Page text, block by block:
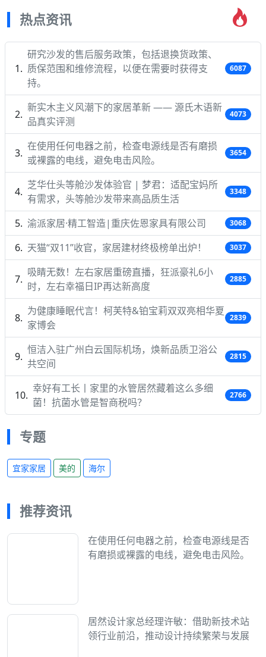
热点资讯
研究沙发的售后服务政策，包括退换货政策、
质保范围和维修流程，以便在需要时获得支
持。
6087
新实木主义风潮下的家居革新 —— 源氏木语新
品真实评测
4073
在使用任何电器之前，检查电源线是否有磨损
或裸露的电线，避免电击风险。
3654
芝华仕头等舱沙发体验官 | 梦君：适配宝妈所
有需求，头等舱沙发带来高品质生活
3348
渝派家居·精工智造|重庆佐恩家具有限公司 3068
天猫“双11”收官，家居建材终极榜单出炉！ 3037
吸睛无数！左右家居重磅直播，狂派豪礼6小
时，左右幸福日IP再达新高度
2885
为健康睡眠代言！柯芙特&铂宝莉双双亮相华夏
家博会
2839
恒洁入驻广州白云国际机场，焕新品质卫浴公
共空间
2815
幸好有工长丨家里的水管居然藏着这么多细
菌！抗菌水管是智商税吗？
2766
专题
宜家家居 美的 海尔
推荐资讯
在使用任何电器之前，检查电源线是否
有磨损或裸露的电线，避免电击风险。
居然设计家总经理许敏：借助新技术站
领行业前沿，推动设计持续繁荣与发展